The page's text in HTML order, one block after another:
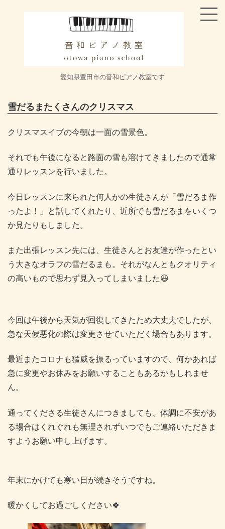
愛知県豊田市の音和ピアノ教室です
雪だるまたくさんのクリスマス
クリスマスイブの今朝は一面の雪景色。
それでも午後になると路面の雪も溶けてきましたので通常
通りレッスンを行いました。
今日レッスンに来られた何人かの生徒さんが「雪だるま作
ったよ！」と話してくれたり、近所でも雪だるまをいくつ
か見たりもしました。
また出張レッスン先には、生徒さんとお友達が作ったとい
う大きなオラフの雪だるまも。それがなんともクオリティ
の高いもので思わず見入ってしまいました😃
今回は午後から天気が回復してきたため大丈夫でしたが、
急な天候悪化の際は変更させていただく場合もあります。
最近またコロナも猛威を振るっていますので、何かあれば
急に変更やお休みをお願いすることもあるかもしれませ
ん。
通ってくださる生徒さんにつきましても、体調に不安があ
る場合はくれぐれも無理されずいつでもご連絡いただきま
すようお願い申し上げます。
年末にかけても寒い日が続きそうですね。
暖かくしてお過ごしください🍀